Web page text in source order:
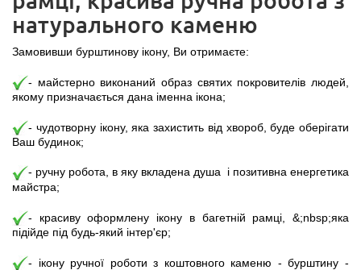
натурального каменю
Замовивши бурштинову ікону, Ви отримаєте:
- майстерно виконаний образ святих покровителів людей,
якому призначається дана іменна ікона;
- чудотворну ікону, яка захистить від хвороб, буде оберігати
Ваш будинок;
- ручну робота, в яку вкладена душа і позитивна енергетика
майстра;
- красиву оформлену ікону в багетній рамці, &;nbsp;яка
підійде під будь-який інтер'єр;
- ікону ручної роботи з коштовного каменю - бурштину -